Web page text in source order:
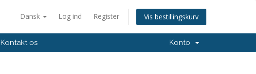
Dansk Log ind Register Vis bestillingskurv
Kontakt os Konto